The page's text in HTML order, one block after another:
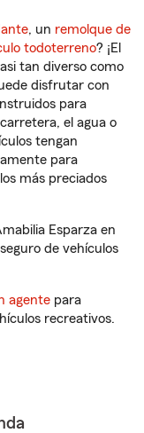
, un remolque de
todoterreno? ¡El
tan diverso como
disfrutar con
para
el agua o
tengan
para
más preciados
Esparza en
de vehículos
agente para
recreativos.